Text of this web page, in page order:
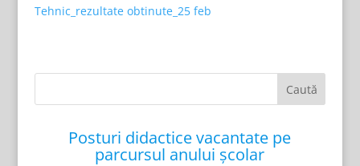
Tehnic_rezultate obtinute_25 feb
Posturi didactice vacantate pe
parcursul anului școlar